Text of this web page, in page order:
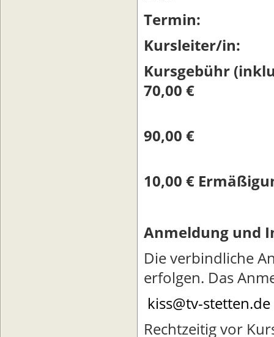
Termin:
Kursleiter/
Kursgebühr
70,00 €
90,00 €
10,00 €
Anmeldung und
Die verbindliche
erfolgen. Das
kiss‎@‎tv-stetten.de
Rechtzeitig vor